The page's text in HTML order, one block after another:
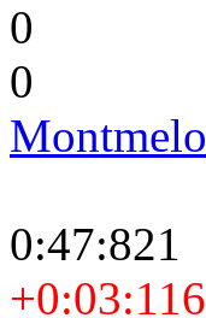
0
0
Montmelo
0:47:821
+0:03:116